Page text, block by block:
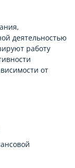
деятельностью
работу
от